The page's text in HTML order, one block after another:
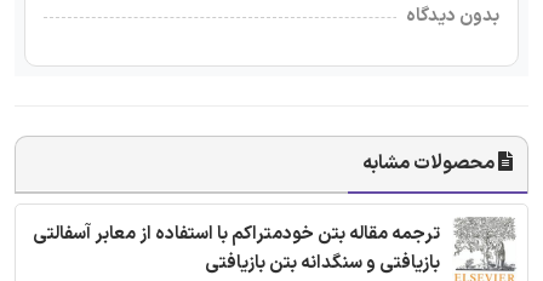
بدون دیدگاه
محصولات مشابه
ترجمه مقاله بتن خودمتراکم با استفاده از معابر آسفالتی
بازیافتی و سنگدانه بتن بازیافتی